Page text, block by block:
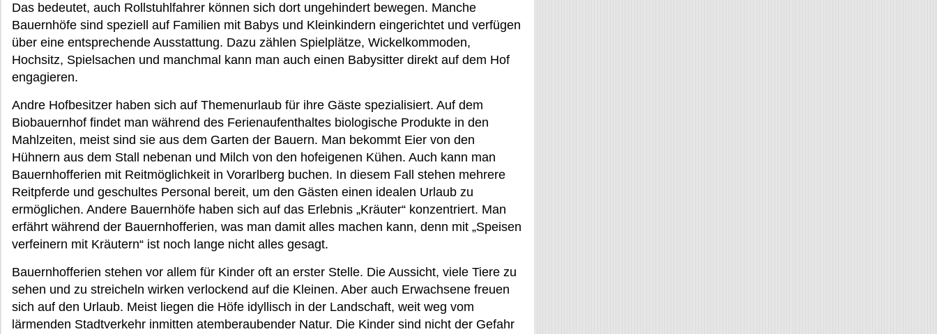
Das bedeutet, auch Rollstuhlfahrer können sich dort ungehindert bewegen. Manche
Bauernhöfe sind speziell auf Familien mit Babys und Kleinkindern eingerichtet und verfügen
über eine entsprechende Ausstattung. Dazu zählen Spielplätze, Wickelkommoden,
Hochsitz, Spielsachen und manchmal kann man auch einen Babysitter direkt auf dem Hof
engagieren.
Andre Hofbesitzer haben sich auf Themenurlaub für ihre Gäste spezialisiert. Auf dem
Biobauernhof findet man während des Ferienaufenthaltes biologische Produkte in den
Mahlzeiten, meist sind sie aus dem Garten der Bauern. Man bekommt Eier von den
Hühnern aus dem Stall nebenan und Milch von den hofeigenen Kühen. Auch kann man
Bauernhofferien mit Reitmöglichkeit in Vorarlberg buchen. In diesem Fall stehen mehrere
Reitpferde und geschultes Personal bereit, um den Gästen einen idealen Urlaub zu
ermöglichen. Andere Bauernhöfe haben sich auf das Erlebnis „Kräuter“ konzentriert. Man
erfährt während der Bauernhofferien, was man damit alles machen kann, denn mit „Speisen
verfeinern mit Kräutern“ ist noch lange nicht alles gesagt.
Bauernhofferien stehen vor allem für Kinder oft an erster Stelle. Die Aussicht, viele Tiere zu
sehen und zu streicheln wirken verlockend auf die Kleinen. Aber auch Erwachsene freuen
sich auf den Urlaub. Meist liegen die Höfe idyllisch in der Landschaft, weit weg vom
lärmenden Stadtverkehr inmitten atemberaubender Natur. Die Kinder sind nicht der Gefahr